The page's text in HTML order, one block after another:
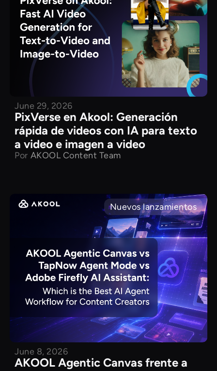
June 29, 2026
PixVerse en Akool: Generación
rápida de videos con IA para texto
a video e imagen a video
Por AKOOL Content Team
Nuevos lanzamientos
June 8, 2026
AKOOL Agentic Canvas frente a